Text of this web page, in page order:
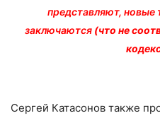
представляют, новые
заключаются (что не
Сергей Катасонов также